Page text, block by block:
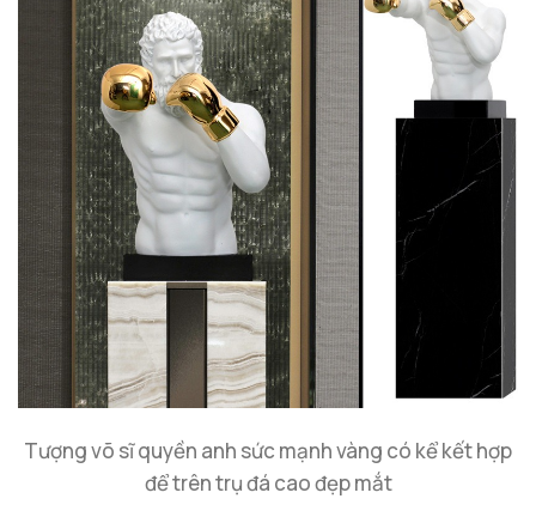
Tượng võ sĩ quyền anh sức mạnh vàng có kể kết hợp
để trên trụ đá cao đẹp mắt